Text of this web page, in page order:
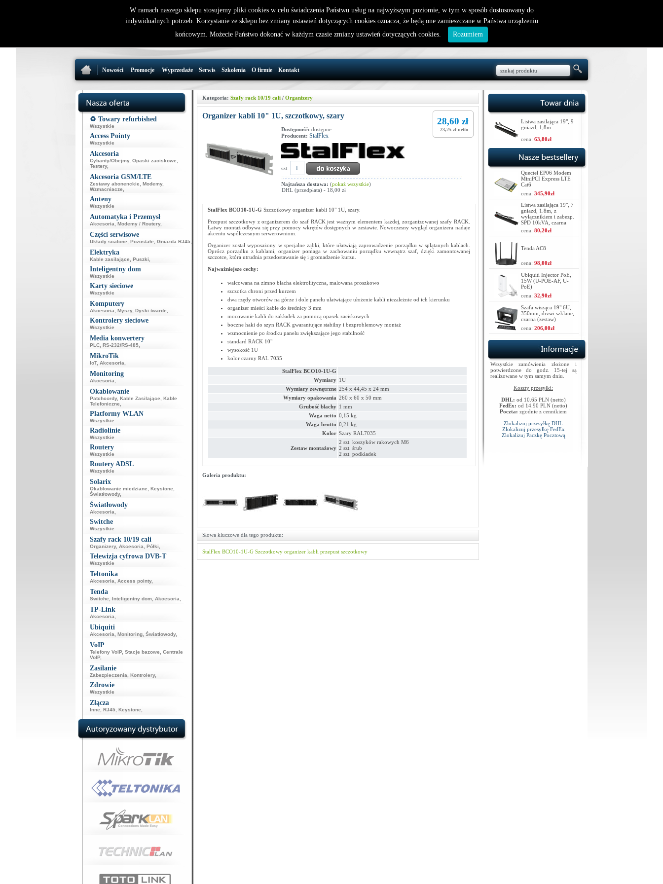
nowy klient
32 721 86 72
support@wirelesslan.com.pl
W koszyku jest 0 produktów(y)
Nowości Promocje Wyprzedaże Serwis Szkolenia O firmie Kontakt
♻️ Towary refurbished
Wszystkie
Access Pointy
Wszystkie
Akcesoria
Cybanty/Obejmy, Opaski zaciskowe
Testery,
Akcesoria GSM/LTE
Zestawy abonenckie Modemy,
Wzmacniacze
Anteny
Wszystkie
Automatyka i Przemysł
Akcesoria Modemy / Routery,
Części serwisowe
Układy scalone Pozostałe Gniazda RJ45,
Elektryka
Kable zasilające Puszki
Inteligentny dom
Wszystkie
Karty sieciowe
Wszystkie
Komputery
Akcesoria Myszy, Dyski twarde
Kontrolery sieciowe
Wszystkie
Media konwertery
PLC, RS-232/RS-485,
MikroTik
IoT, Akcesoria
Monitoring
Akcesoria
Okablowanie
Patchcordy, Kable Zasilające
Kable
Telefoniczne
Platformy WLAN
Wszystkie
Radiolinie
Wszystkie
Routery
Wszystkie
Routery ADSL
Wszystkie
Solarix
Okablowanie miedziane Keystone
Światłowody,
Światłowody
Akcesoria
Switche
Wszystkie
Szafy rack 10/19 cali
Organizery, Akcesoria Półki
Telewizja cyfrowa DVB-T
Wszystkie
Teltonika
Akcesoria Access pointy,
Tenda
Switche Inteligentny dom, Akcesoria
TP-Link
Akcesoria
Ubiquiti
Akcesoria Monitoring, Światłowody,
VoIP
Telefony VoIP, Stacje bazowe
Centrale
VoIP,
Zasilanie
Zabezpieczenia Kontrolery,
Zdrowie
Wszystkie
Złącza
Inne RJ45, Keystone
Kategoria: Szafy rack 10/19 cali / Organizery
Organizer kabli 10" 1U, szczotkowy, szary
28,60 zł
23,25 zł netto
Dostępność: dostępne
Producent: StalFlex
szt:
Najtańsza dostawa: (pokaż wszystkie)
DHL (przedpłata) - 18,00 zł
StalFlex BCO10-1U-G Szczotkowy organizer kabli 10" 1U, szary.
Przepust szczotkowy z organizerem do szaf RACK jest ważnym elementem każdej, zorganizowanej szafy RACK.
Łatwy montaż odbywa się przy pomocy wkrętów dostępnych w zestawie. Nowoczesny wygląd organizera nadaje
akcentu współczesnym serwerowniom.
Organizer został wyposażony w specjalne ząbki, które ułatwiają zaprowadzenie porządku w splątanych kablach.
Oprócz porządku z kablami, organizer pomaga w zachowaniu porządku wewnątrz szaf, dzięki zamontowanej
szczotce, która utrudnia przedostawanie się i gromadzenie kurzu.
Najważniejsze cechy:
walcowana na zimno blacha elektrolityczna, malowana proszkowo
szczotka chroni przed kurzem
dwa rzędy otworów na górze i dole panelu ułatwiające ułożenie kabli niezależnie od ich kierunku
organizer mieści kable do średnicy 3 mm
mocowanie kabli do zakładek za pomocą opasek zaciskowych
boczne haki do szyn RACK gwarantujące stabilny i bezproblemowy montaż
wzmocnienie po środku panelu zwiększające jego stabilność
standard RACK 10"
wysokość 1U
kolor czarny RAL 7035
StalFlex BCO10-1U-G
Wymiary 1U
Wymiary zewnętrzne 254 x 44,45 x 24 mm
Wymiary opakowania 260 x 60 x 50 mm
Grubość blachy 1 mm
Waga netto 0,15 kg
Waga brutto 0,21 kg
Kolor Szary RAL7035
Zestaw montażowy
2 szt. koszyków rakowych M6
2 szt. śrub
2 szt. podkładek
Galeria produktu:
Słowa kluczowe dla tego produktu:
StalFlex BCO10-1U-G Szczotkowy organizer kabli przepust szczotkowy
Listwa zasilająca 19", 9
gniazd, 1,8m
cena: 63,80zł
Quectel EP06 Modem
MiniPCI Express LTE
Cat6
cena: 345,90zł
Listwa zasilająca 19", 7
gniazd, 1.8m, z
wyłącznikiem i zabezp.
SPD 10kVA, czarna
cena: 80,20zł
Tenda AC8
cena: 98,00zł
Ubiquiti Injector PoE,
15W (U-POE-AF, U-
PoE)
cena: 32,90zł
Szafa wisząca 19" 6U,
350mm, drzwi szklane,
czarna (zestaw)
cena: 206,00zł
Wszystkie zamówienia złożone i
potwierdzone do godz. 15-tej są
realizowane w tym samym dniu.
Koszty przesyłki:
DHL: od 10.65 PLN (netto)
FedEx: od 14.90 PLN (netto)
Poczta: zgodnie z cennikiem
Zlokalizuj przesyłkę DHL
Zlokalizuj przesyłkę FedEx
Zlokalizuj Paczkę Pocztową
W ramach naszego sklepu stosujemy pliki cookies w celu świadczenia Państwu usług na najwyższym poziomie, w tym w sposób dostosowany do
indywidualnych potrzeb. Korzystanie ze sklepu bez zmiany ustawień dotyczących cookies oznacza, że będą one zamieszczane w Państwa urządzeniu
końcowym. Możecie Państwo dokonać w każdym czasie zmiany ustawień dotyczących cookies.
Rozumiem